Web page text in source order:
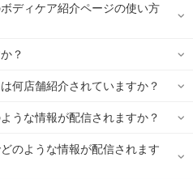
ディケア紹介ページの使い方
？
何店舗紹介されていますか？
うな情報が配信されますか？
のような情報が配信されます